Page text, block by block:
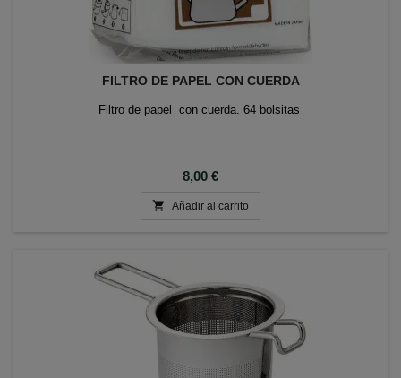
FILTRO DE PAPEL CON CUERDA
Filtro de papel con cuerda. 64 bolsitas
Precio
8,00 €
 Añadir al carrito